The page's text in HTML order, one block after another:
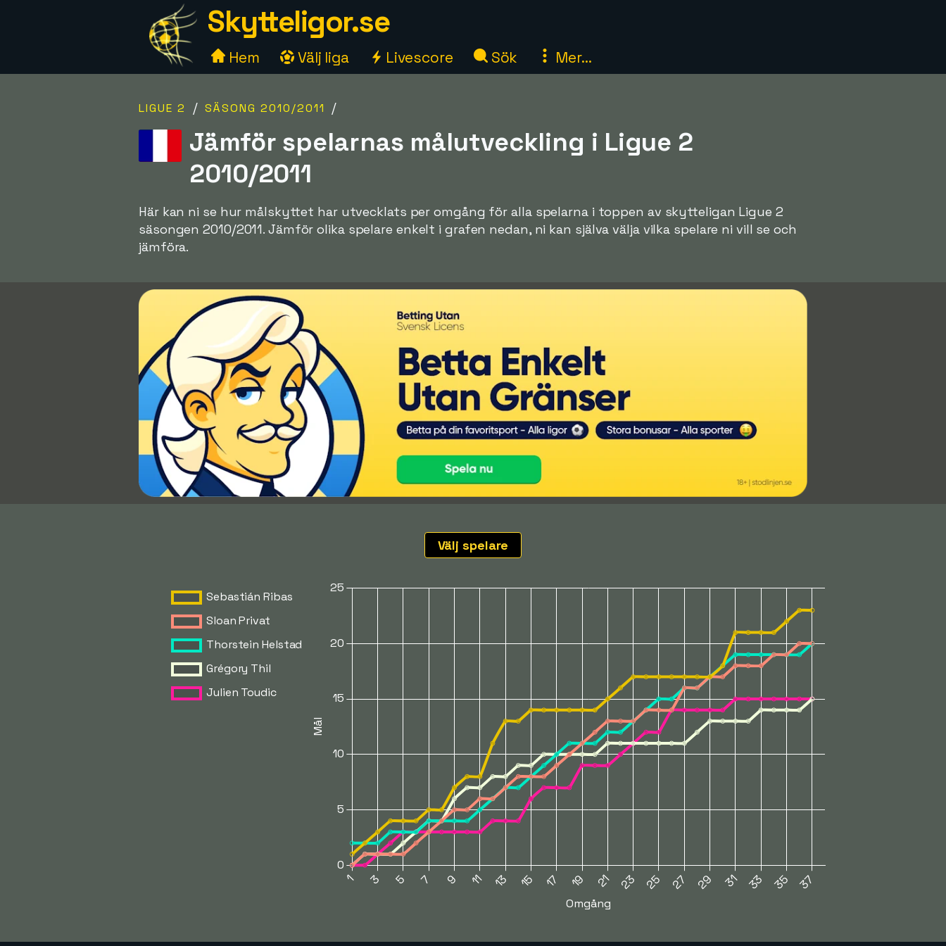
Skytteligor.se
Hem Välj liga Livescore Sök Mer...
LIGUE 2 / SÄSONG 2010/2011 /
Jämför spelarnas målutveckling i Ligue 2
2010/2011
Här kan ni se hur målskyttet har utvecklats per omgång för alla spelarna i toppen av skytteligan Ligue 2
säsongen 2010/2011. Jämför olika spelare enkelt i grafen nedan, ni kan själva välja vilka spelare ni vill se och
jämföra.
Välj spelare